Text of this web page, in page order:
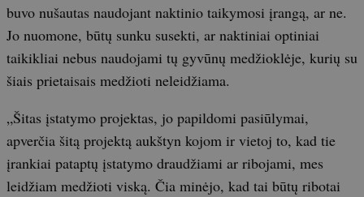
buvo nušautas naudojant naktinio taikymosi įrangą, ar ne.
Jo nuomone, būtų sunku susekti, ar naktiniai optiniai
taikikliai nebus naudojami tų gyvūnų medžioklėje, kurių su
šiais prietaisais medžioti neleidžiama.
„Šitas įstatymo projektas, jo papildomi pasiūlymai,
apverčia šitą projektą aukštyn kojom ir vietoj to, kad tie
įrankiai pataptų įstatymo draudžiami ar ribojami, mes
leidžiam medžioti viską. Čia minėjo, kad tai būtų ribotai